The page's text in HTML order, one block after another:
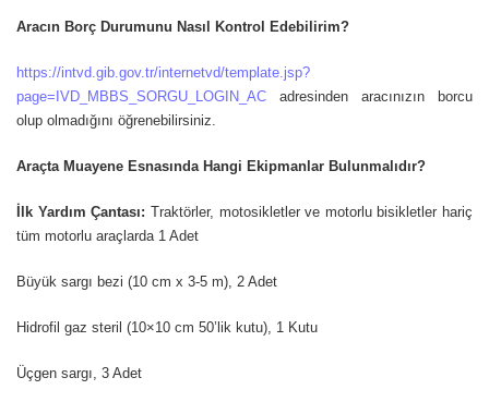
Aracın Borç Durumunu Nasıl Kontrol Edebilirim?
https://intvd.gib.gov.tr/internetvd/template.jsp?
page=IVD_MBBS_SORGU_LOGIN_AC
adresinden aracınızın borcu
olup olmadığını öğrenebilirsiniz.
Araçta Muayene Esnasında Hangi Ekipmanlar Bulunmalıdır?
İlk Yardım Çantası: Traktörler, motosikletler ve motorlu bisikletler hariç
tüm motorlu araçlarda 1 Adet
Büyük sargı bezi (10 cm x 3-5 m), 2 Adet
Hidrofil gaz steril (10×10 cm 50’lik kutu), 1 Kutu
Üçgen sargı, 3 Adet